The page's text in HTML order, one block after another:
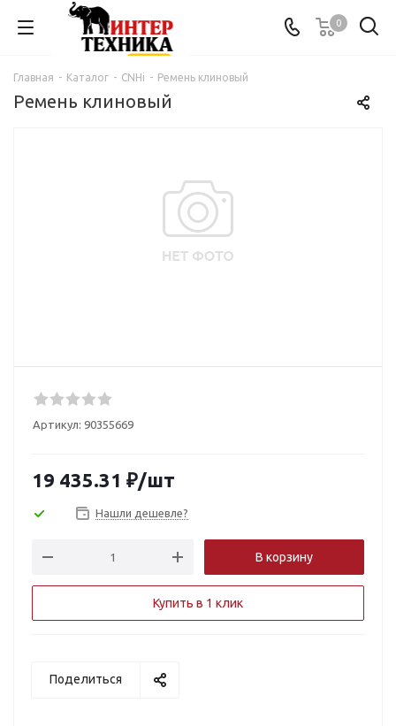
0
Главная - Каталог - CNHi - Ремень клиновый
Ремень клиновый
Артикул: 90355669
19 435.31 ₽/шт
Нашли дешевле?
В корзину
Купить в 1 клик
Поделиться